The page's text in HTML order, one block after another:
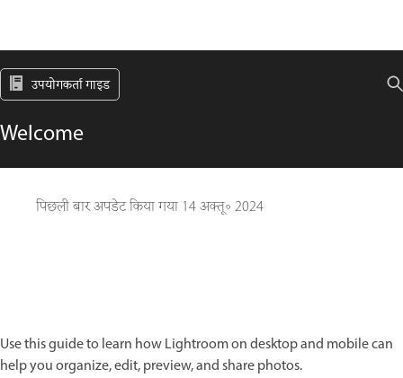
उपयोगकर्ता गाइड
Welcome
पिछली बार अपडेट किया गया 14 अक्तू॰ 2024
Use this guide to learn how Lightroom on desktop and mobile can
help you organize, edit, preview, and share photos.